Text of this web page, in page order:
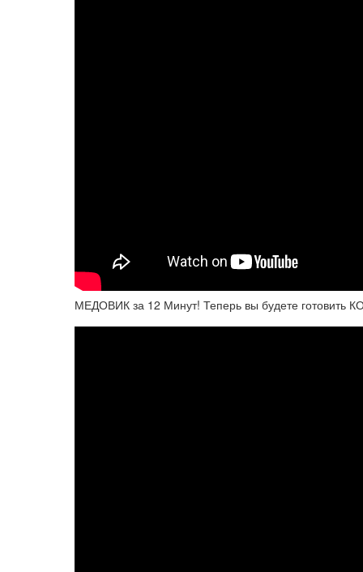
МЕДОВИК за 12 Минут! Теперь вы будете